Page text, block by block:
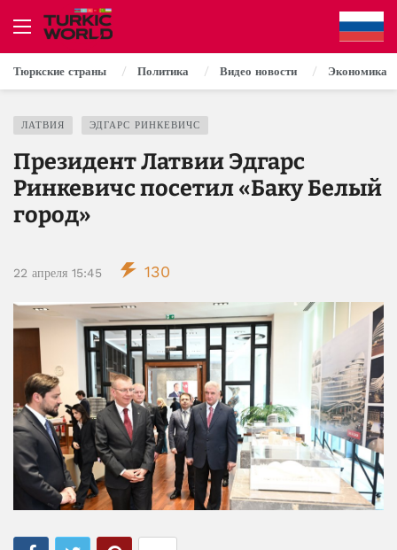
Тюркские страны Политика Видео новости Экономика
ЛАТВИЯ ЭДГАРС РИНКЕВИЧС
Президент Латвии Эдгарс
Ринкевичс посетил «Баку Белый
город»
22 апреля 15:45 130